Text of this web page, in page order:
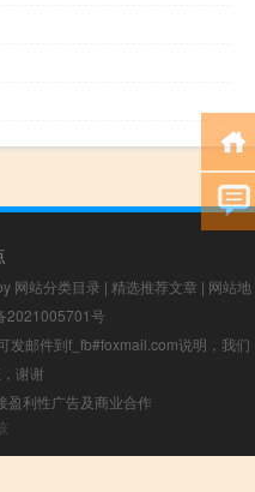
网站分类目录 | 精选推荐文章 | 网站地
2021005701号
发邮件到f_fb#foxmail.com说明，我们
谢谢
盈利性广告及商业合作